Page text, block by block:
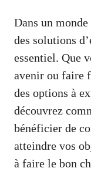
Dans un
des solutions
essentiel. Que
avenir ou faire
des options à
découvrez
bénéficier de
atteindre vos
à faire le bon